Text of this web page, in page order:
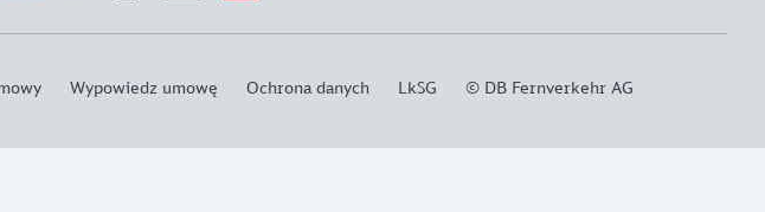
Wypowiedz umowę Ochrona danych LkSG © DB Fernverkehr AG